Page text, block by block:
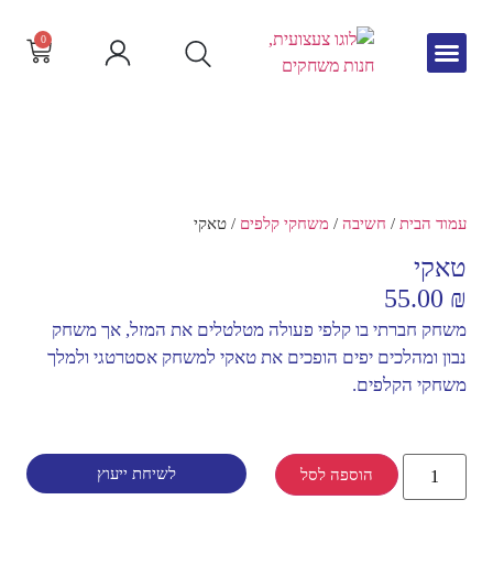
0
עמוד הבית / חשיבה / משחקי קלפים / טאקי
טאקי
55.00 ₪
משחק חברתי בו קלפי פעולה מטלטלים את המזל, אך משחק
נבון ומהלכים יפים הופכים את טאקי למשחק אסטרטגי ולמלך
משחקי הקלפים.
הוספה לסל לשיחת ייעוץ